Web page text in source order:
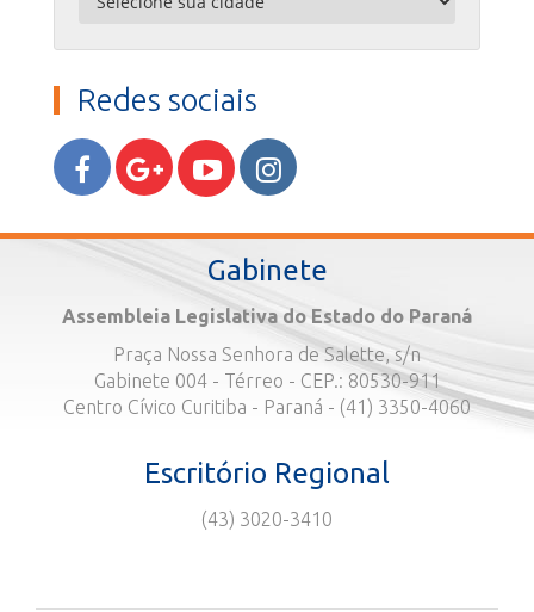
Redes sociais
Gabinete
Assembleia Legislativa do Estado do Paraná
Praça Nossa Senhora de Salette, s/n
Gabinete 004 - Térreo - CEP.: 80530-911
Centro Cívico Curitiba - Paraná - (41) 3350-4060
Escritório Regional
(43) 3020-3410